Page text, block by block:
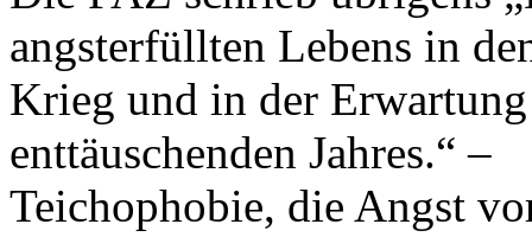
angsterfüllten Lebens in
Krieg und in der
enttäuschenden Jahres.“ –
Teichophobie, die Angst